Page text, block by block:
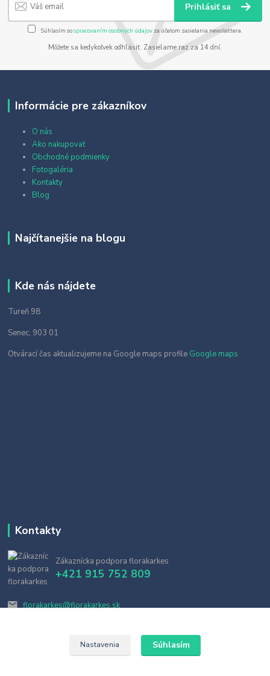
Prihlásiť sa
Súhlasím sospracovaním osobných údajov za účelom zasielania newslettera.
Môžete sa kedykoľvek odhlásiť. Zasielame raz za 14 dní.
Informácie pre zákazníkov
O nás
Ako nakupovať
Obchodné podmienky
Fotogaléria
Kontakty
Blog
Najčítanejšie na blogu
Kde nás nájdete
Tureň 98
Senec, 903 01
Otvárací čas aktualizujeme na Google maps profile Google maps
Kontakty
Zákaznícka podpora florakarkes
+421 915 752 809
florakarkes@florakarkes.sk
Nastavenia Súhlasím